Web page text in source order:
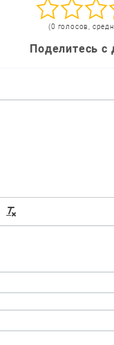
(0 голосов,
Поделитесь с